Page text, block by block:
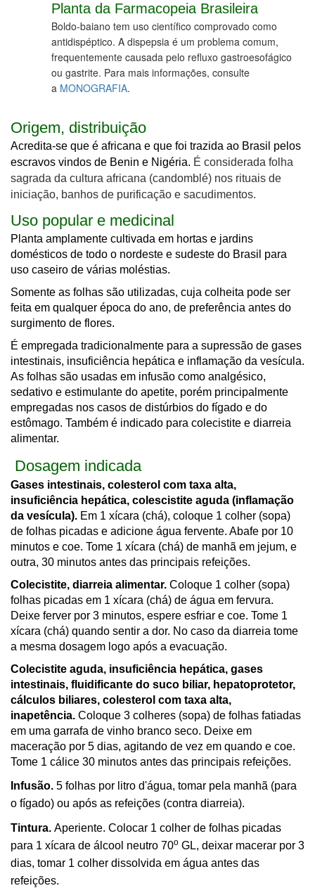
Planta da Farmacopeia Brasileira
Boldo-baiano tem uso científico comprovado como
antidispéptico. A dispepsia é um problema comum,
frequentemente causada pelo refluxo gastroesofágico
ou gastrite. Para mais informações, consulte
a MONOGRAFIA.
Origem, distribuição
Acredita-se que é africana e que foi trazida ao Brasil pelos
escravos vindos de Benin e Nigéria. É considerada folha
sagrada da cultura africana (candomblé) nos rituais de
iniciação, banhos de purificação e sacudimentos.
Uso popular e medicinal
Planta amplamente cultivada em hortas e jardins
domésticos de todo o nordeste e sudeste do Brasil para
uso caseiro de várias moléstias.
Somente as folhas são utilizadas, cuja colheita pode ser
feita em qualquer época do ano, de preferência antes do
surgimento de flores.
É empregada tradicionalmente para a supressão de gases
intestinais, insuficiência hepática e inflamação da vesícula.
As folhas são usadas em infusão como analgésico,
sedativo e estimulante do apetite, porém principalmente
empregadas nos casos de distúrbios do fígado e do
estômago. Também é indicado para colecistite e diarreia
alimentar.
Dosagem indicada
Gases intestinais, colesterol com taxa alta,
insuficiência hepática, colescistite aguda (inflamação
da vesícula). Em 1 xícara (chá), coloque 1 colher (sopa)
de folhas picadas e adicione água fervente. Abafe por 10
minutos e coe. Tome 1 xícara (chá) de manhã em jejum, e
outra, 30 minutos antes das principais refeições.
Colecistite, diarreia alimentar. Coloque 1 colher (sopa)
folhas picadas em 1 xícara (chá) de água em fervura.
Deixe ferver por 3 minutos, espere esfriar e coe. Tome 1
xícara (chá) quando sentir a dor. No caso da diarreia tome
a mesma dosagem logo após a evacuação.
Colecistite aguda, insuficiência hepática, gases
intestinais, fluidificante do suco biliar, hepatoprotetor,
cálculos biliares, colesterol com taxa alta,
inapetência. Coloque 3 colheres (sopa) de folhas fatiadas
em uma garrafa de vinho branco seco. Deixe em
maceração por 5 dias, agitando de vez em quando e coe.
Tome 1 cálice 30 minutos antes das principais refeições.
Infusão. 5 folhas por litro d'água, tomar pela manhã (para
o fígado) ou após as refeições (contra diarreia).
Tintura. Aperiente. Colocar 1 colher de folhas picadas
para 1 xícara de álcool neutro 70o GL, deixar macerar por 3
dias, tomar 1 colher dissolvida em água antes das
refeições.